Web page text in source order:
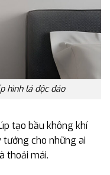
hình lá độc đáo
tạo bầu không khí
cho những ai
thoải mái.